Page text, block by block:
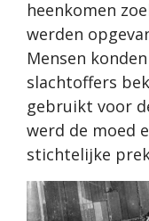
heenkomen
werden
Mensen
slachtoffers
gebruikt voor
werd de moed
stichtelijke